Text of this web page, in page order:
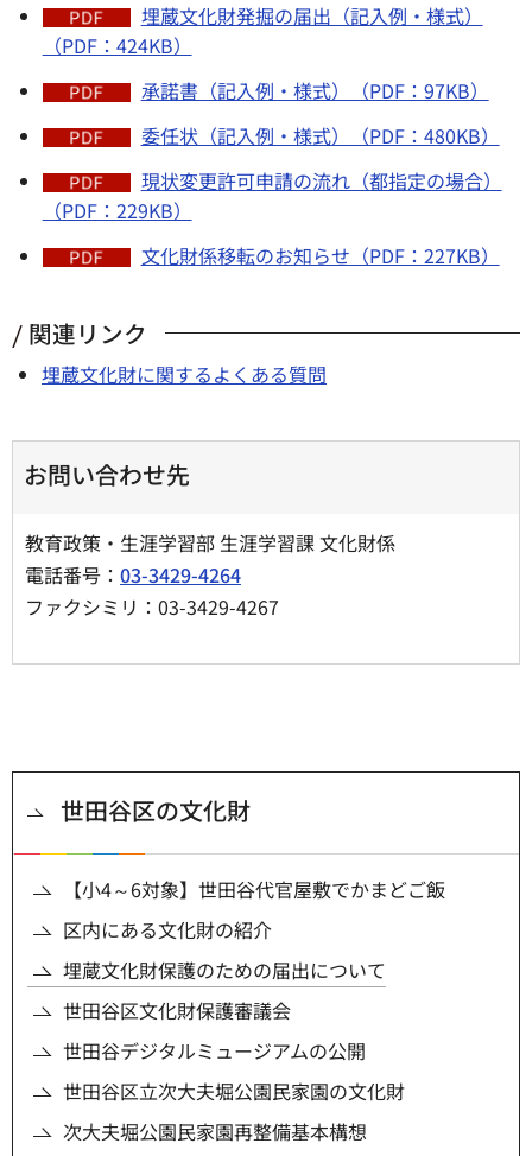
埋蔵文化財発掘の届出（記入例・様式）
（PDF：424KB）
承諾書（記入例・様式）（PDF：97KB）
委任状（記入例・様式）（PDF：480KB）
現状変更許可申請の流れ（都指定の場合）
（PDF：229KB）
文化財係移転のお知らせ（PDF：227KB）
関連リンク
埋蔵文化財に関するよくある質問
お問い合わせ先
教育政策・生涯学習部 生涯学習課 文化財係
電話番号： 03-3429-4264
ファクシミリ：03-3429-4267
世田谷区の文化財
【小4～6対象】世田谷代官屋敷でかまどご飯
区内にある文化財の紹介
埋蔵文化財保護のための届出について
世田谷区文化財保護審議会
世田谷デジタルミュージアムの公開
世田谷区立次大夫堀公園民家園の文化財
次大夫堀公園民家園再整備基本構想